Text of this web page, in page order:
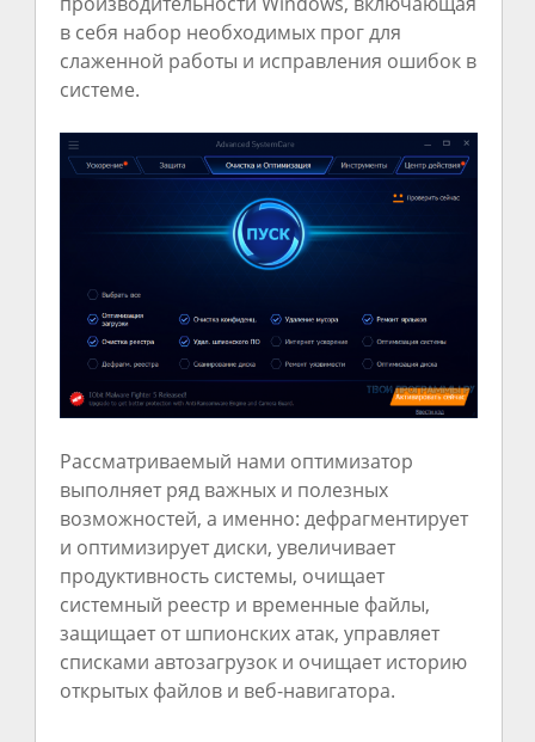
в себя набор необходимых прог для
слаженной работы и исправления ошибок в
системе.
Рассматриваемый нами оптимизатор
выполняет ряд важных и полезных
возможностей, а именно: дефрагментирует
и оптимизирует диски, увеличивает
продуктивность системы, очищает
системный реестр и временные файлы,
защищает от шпионских атак, управляет
списками автозагрузок и очищает историю
открытых файлов и веб-навигатора.